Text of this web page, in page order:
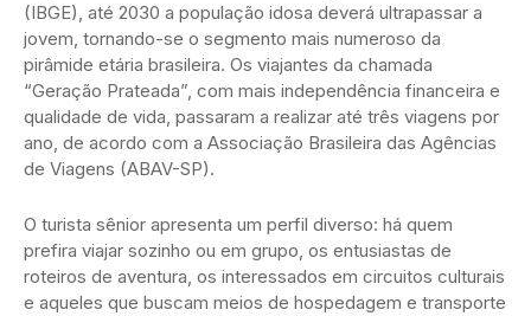
(IBGE), até 2030 a população idosa deverá ultrapassar a
jovem, tornando-se o segmento mais numeroso da
pirâmide etária brasileira. Os viajantes da chamada
“Geração Prateada”, com mais independência financeira e
qualidade de vida, passaram a realizar até três viagens por
ano, de acordo com a Associação Brasileira das Agências
de Viagens (ABAV-SP).
O turista sênior apresenta um perfil diverso: há quem
prefira viajar sozinho ou em grupo, os entusiastas de
roteiros de aventura, os interessados em circuitos culturais
e aqueles que buscam meios de hospedagem e transporte